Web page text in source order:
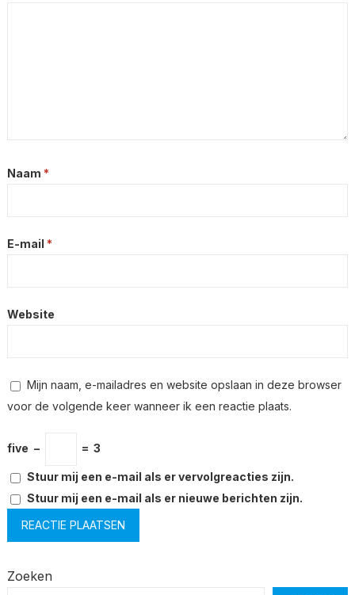
Naam *
E-mail *
Website
Mijn naam, e-mailadres en website opslaan in deze browser
voor de volgende keer wanneer ik een reactie plaats.
five − = 3
Stuur mij een e-mail als er vervolgreacties zijn.
Stuur mij een e-mail als er nieuwe berichten zijn.
Zoeken